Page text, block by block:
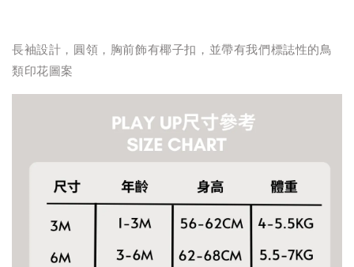
長袖設計，圓領，胸前飾有椰子扣，並帶有我們標誌性的鳥
類印花圖案